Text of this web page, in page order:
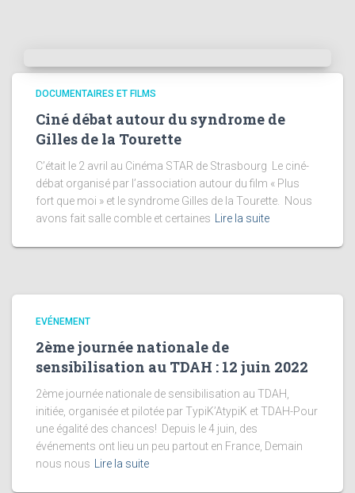
DOCUMENTAIRES ET FILMS
Ciné débat autour du syndrome de
Gilles de la Tourette
C’était le 2 avril au Cinéma STAR de Strasbourg Le ciné-
débat organisé par l’association autour du film « Plus
fort que moi » et le syndrome Gilles de la Tourette. Nous
avons fait salle comble et certaines
Lire la suite
EVÉNEMENT
2ème journée nationale de
sensibilisation au TDAH : 12 juin 2022
2ème journée nationale de sensibilisation au TDAH,
initiée, organisée et pilotée par TypiK’AtypiK et TDAH-Pour
une égalité des chances! Depuis le 4 juin, des
événements ont lieu un peu partout en France, Demain
nous nous
Lire la suite